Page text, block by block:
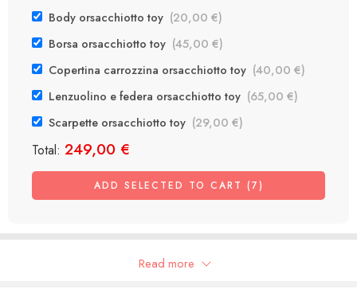
Body orsacchiotto toy (20,00 €)
Borsa orsacchiotto toy (45,00 €)
Copertina carrozzina orsacchiotto toy (40,00 €)
Lenzuolino e federa orsacchiotto toy (65,00 €)
Scarpette orsacchiotto toy (29,00 €)
Total: 249,00 €
ADD SELECTED TO CART (7)
Recensioni GoogleRead more